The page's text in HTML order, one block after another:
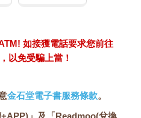
如接獲電話要求您前往
以免受騙上當！
金石堂電子書服務條款。